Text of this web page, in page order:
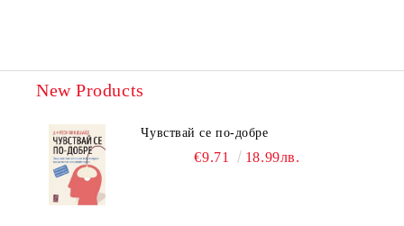
New Products
Чувствай се по-добре
€9.71 18.99лв.